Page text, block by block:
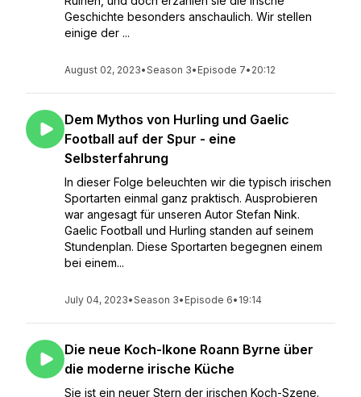
Geschichte besonders anschaulich. Wir stellen
einige der ...
August 02, 2023•Season 3• Episode 7• 20:12
Dem Mythos von Hurling und Gaelic
Football auf der Spur - eine
Selbsterfahrung
In dieser Folge beleuchten wir die typisch irischen
Sportarten einmal ganz praktisch. Ausprobieren
war angesagt für unseren Autor Stefan Nink.
Gaelic Football und Hurling standen auf seinem
Stundenplan. Diese Sportarten begegnen einem
bei einem...
July 04, 2023•Season 3• Episode 6• 19:14
Die neue Koch-Ikone Roann Byrne über
die moderne irische Küche
Sie ist ein neuer Stern der irischen Koch-Szene.